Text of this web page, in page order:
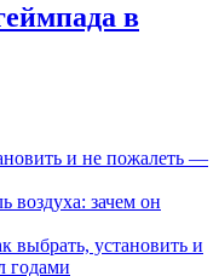
в
и не пожалеть —
воздуха: зачем он
выбрать, установить и
годами